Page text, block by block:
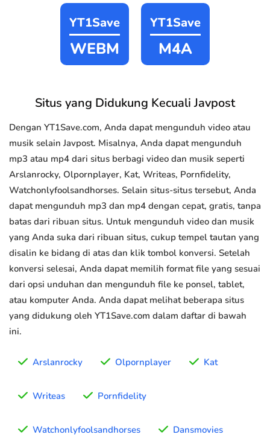
YT1Save
WEBM
YT1Save
M4A
Situs yang Didukung Kecuali Javpost
Dengan YT1Save.com, Anda dapat mengunduh video atau
musik selain Javpost. Misalnya, Anda dapat mengunduh
mp3 atau mp4 dari situs berbagi video dan musik seperti
Arslanrocky, Olpornplayer, Kat, Writeas, Pornfidelity,
Watchonlyfoolsandhorses. Selain situs-situs tersebut, Anda
dapat mengunduh mp3 dan mp4 dengan cepat, gratis, tanpa
batas dari ribuan situs. Untuk mengunduh video dan musik
yang Anda suka dari ribuan situs, cukup tempel tautan yang
disalin ke bidang di atas dan klik tombol konversi. Setelah
konversi selesai, Anda dapat memilih format file yang sesuai
dari opsi unduhan dan mengunduh file ke ponsel, tablet,
atau komputer Anda. Anda dapat melihat beberapa situs
yang didukung oleh YT1Save.com dalam daftar di bawah
ini.
Arslanrocky Olpornplayer Kat
Writeas Pornfidelity
Watchonlyfoolsandhorses Dansmovies